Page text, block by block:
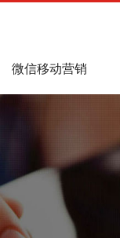
微信移动营销